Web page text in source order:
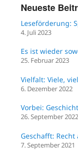
Neueste
Leseförderung:
4. Juli 2023
Es ist wieder
25. Februar 2023
Vielfalt: Viele,
6. Dezember 2022
Vorbei:
26. September 2022
Geschafft:
7. September 2021